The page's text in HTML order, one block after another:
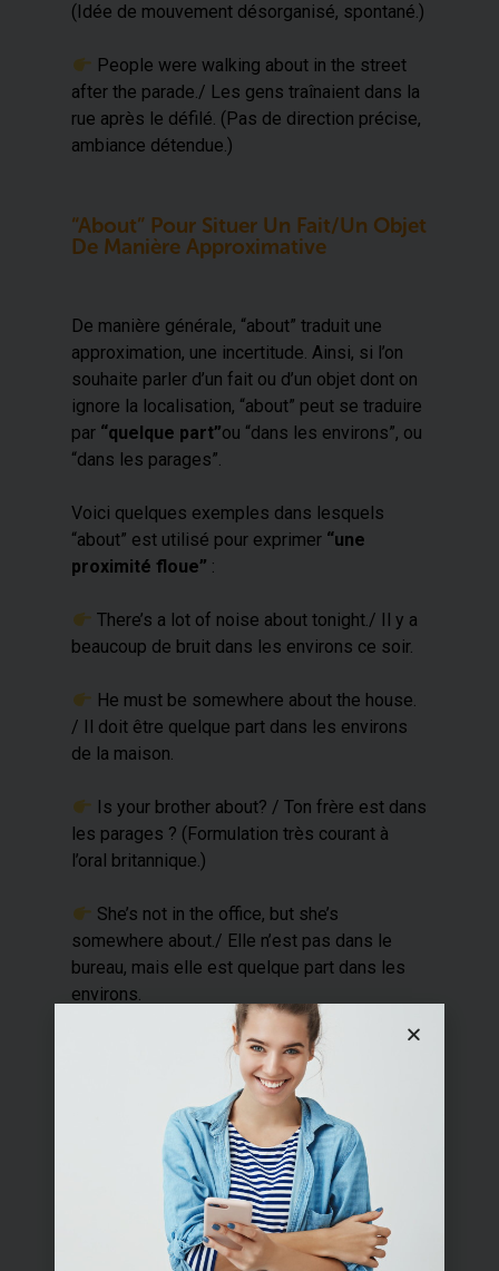
(Idée de mouvement désorganisé, spontané.)
​ People were walking about in the street
after the parade./ Les gens traînaient dans la
rue après le défilé. (Pas de direction précise,
ambiance détendue.)
“About” Pour Situer Un Fait/un Objet
De Manière Approximative
De manière générale, “about” traduit une
approximation, une incertitude. Ainsi, si l’on
souhaite parler d’un fait ou d’un objet dont on
ignore la localisation, “about” peut se traduire
par “quelque part”ou “dans les environs”, ou
“dans les parages”.
Voici quelques exemples dans lesquels
“about” est utilisé pour exprimer “une
proximité floue” :
​ There’s a lot of noise about tonight./ Il y a
beaucoup de bruit dans les environs ce soir.
​ He must be somewhere about the house.
/ Il doit être quelque part dans les environs
de la maison.
​ Is your brother about? / Ton frère est dans
les parages ? (Formulation très courant à
l’oral britannique.)
​ She’s not in the office, but she’s
somewhere about./ Elle n’est pas dans le
bureau, mais elle est quelque part dans les
environs.
​ His keys must be about the house./ Ses
clés doivent être quelque part dans la
Utiliser “about” Dans Une
Phrase : 5 Expressions
Courantes À Retenir